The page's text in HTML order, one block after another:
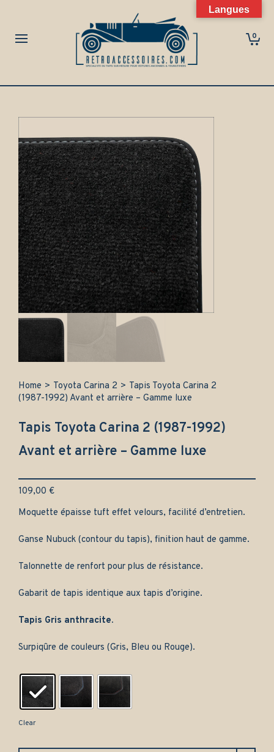
0
Home > Toyota Carina 2 > Tapis Toyota Carina 2
(1987-1992) Avant et arrière – Gamme luxe
Tapis Toyota Carina 2 (1987-1992)
Avant et arrière – Gamme luxe
109,00 €
Moquette épaisse tuft effet velours, facilité d’entretien.
Ganse Nubuck (contour du tapis), finition haut de gamme.
Talonnette de renfort pour plus de résistance.
Gabarit de tapis identique aux tapis d’origine.
Tapis Gris anthracite.
Surpiqûre de couleurs (Gris, Bleu ou Rouge).
Clear
Langues